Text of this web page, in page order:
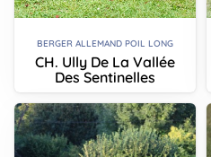
BERGER ALLEMAND POIL LONG
CH. Ully De La Vallée
Des Sentinelles